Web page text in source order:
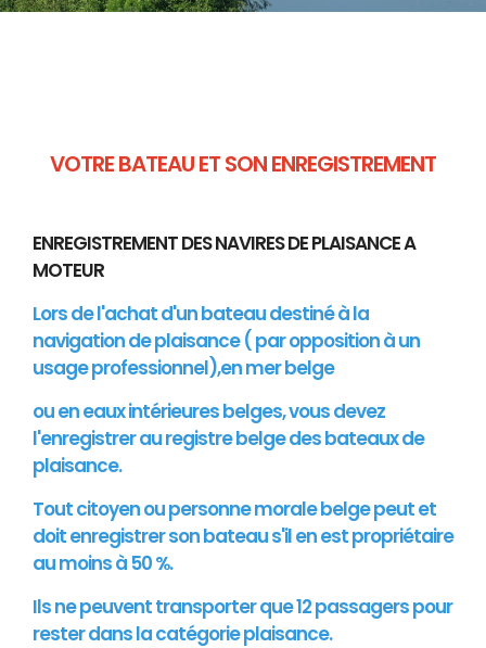
VOTRE BATEAU ET SON ENREGISTREMENT
ENREGISTREMENT DES NAVIRES DE PLAISANCE A
MOTEUR
Lors de l'achat d'un bateau destiné à la
navigation de plaisance ( par opposition à un
usage professionnel),en mer belge
ou en eaux intérieures belges, vous devez
l'enregistrer au registre belge des bateaux de
plaisance.
Tout citoyen ou personne morale belge peut et
doit enregistrer son bateau s'il en est propriétaire
au moins à 50 %.
Ils ne peuvent transporter que 12 passagers pour
rester dans la catégorie plaisance.